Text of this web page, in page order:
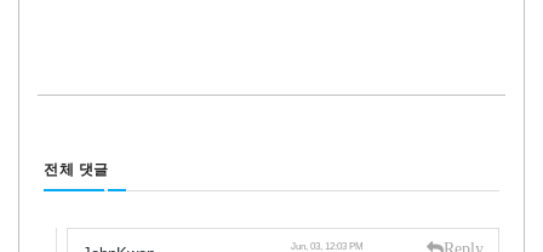
전체 댓글
Jun, 03, 12:03 PM Reply